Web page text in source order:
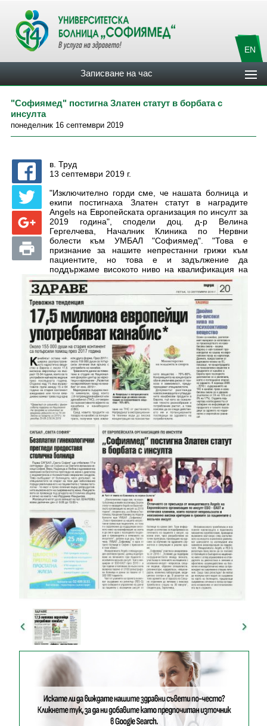
EN
Записване на час
"Софиямед" постигна Златен статут в борбата с
инсулта
понеделник 16 септември 2019
в. Труд
13 септември 2019 г.
"Изключително горди сме, че нашата болница и
екипи постигнаха Златен статут в наградите
Angels на Европейската организация по инсулт за
2019 година", сподели доц. д-р Велина
Гергелчева, Началник Клиника по Нервни
болести към УМБАЛ "Софиямед". "Това е
признание за нашите непрестанни грижи към
пациентите, но това е и задължение да
поддържаме високото ниво на квалификация на